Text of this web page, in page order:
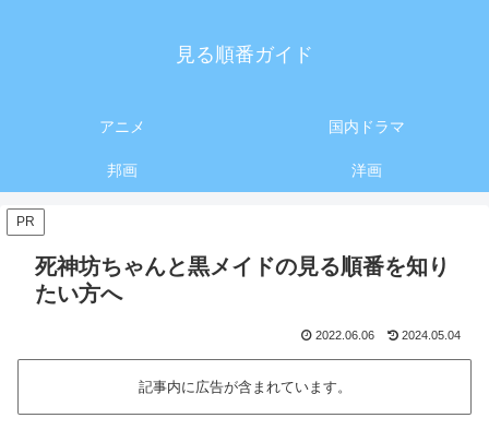
見る順番ガイド
アニメ 国内ドラマ
邦画 洋画
PR
死神坊ちゃんと黒メイドの見る順番を知り
たい方へ
2022.06.06 2024.05.04
記事内に広告が含まれています。